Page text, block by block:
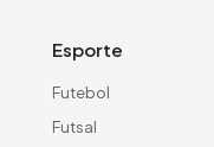
Esporte
Futebol
Futsal